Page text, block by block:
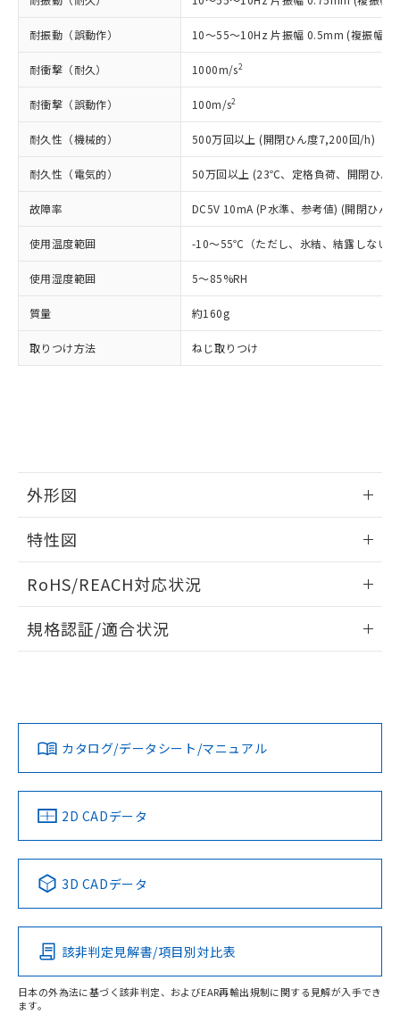
耐振動（誤動作） 10～55～10Hz 片振幅 0.5mm (複振幅
耐衝撃（耐久） 1000m/s2
耐衝撃（誤動作） 100m/s2
耐久性（機械的） 500万回以上 (開閉ひん度7,200回/h)
耐久性（電気的） 50万回以上 (23℃、定格負荷、開閉ひん
故障率 DC5V 10mA (P水準、参考値) (開閉ひん
使用温度範囲 -10～55℃（ただし、氷結、結露しない
使用湿度範囲 5～85%RH
質量 約160g
取りつけ方法 ねじ取りつけ
外形図
外形図
特性図
電気的寿命曲線
RoHS/REACH対応状況
EU RoHS 注意事項・凡例
対応済み
中国 RoHS 注意事項・凡例
Pb Hg Cd Cr(VI)
O
規格認証/適合状況
LR型式承認
（イギリス
船舶規格）
DNV型式承認
（ノルウェー
BV型式承認
（フランス
KR型式
（韓国
Yes No No No
この製品の規格認証/適合状況ページへ
その他の認証はこちらのページからご検索ください
カタログ/データシート/マニュアル
2D CADデータ
3D CADデータ
該非判定見解書/項目別対比表
日本の外為法に基づく該非判定、およびEAR再輸出規制に関する見解が入手でき
ます。
了承ください。
正式な納期状況および標準価格はお客
様のお取引先、またはお客様担当のオ
ムロン制御機器販売店・当社販売員に
ご相談ください。
オムロン制御機器販売店や当社販売拠
販売ネットワーク
」をご確認
ください。
在庫状況および標準価格結果を当社の
事前の承諾なく第三者に漏洩または開
示しないようお願いします。
マイパーツ機能（部品リスト作成サー
ビス）をご利用いただくには、I-Web
メンバーズにご登録されている必要が
お客様が当ウェブサイト上で当社にご
登録された部品リストについて、当社
および当社の共同利用者が、当社の製
品・サービスに関するお客様との取
引・商談に必要な範囲で利用すること
(PBDE) 1000ppm以下、フタル酸ビス(2-エチルヘキシ
ル) (DEHP)(別名：DOP) 1000ppm以下、フタル酸ブチ
ルベンジル（BBP） 1000ppm以下、フタル酸ジブチル
（DBP） 1000ppm以下、フタル酸ジイソブチル
(DIBP) 1000ppm以下
但し、RoHS指令で産業用監視および制御機器に対する
フタル酸エステル類の４物質については閾値を超える意
※2 対応予定月
部品在庫の切り替え状況などにより、予定
月が前後することがあります。
※3 非含有証明書ダウンロード
とができます。
ものではありません。
また、RoHS指令のフタル酸エステル類４
物質の対応では、対応完了までの期間は出
欄に対応日を記載しておりました。
既に当社にて対応品への在庫切替を完了
していることから、特段のことがない限
り、2022年1月12日より割愛しておりま
す。
DBP(フタル酸ジブチル) : 1000ppm、 DIBP(フタル酸ジ
イソブチル) : 1000ppm、 BBP(フタル酸ブチルベンジ
ル) : 1000ppm、
DEHP(フタル酸ビス(2-エチルヘキシル)) : 1000ppm
※2 環境保護使用期限
「ｅ」：有害物質（10物質）のすべてが基
準値以下であることを示します。
「10」：通常の使用状況下において有害物
質が外部に漏えいし、環境に深刻な影響を
及ぼさない年数を意味します。
「－」：未確認です。当社販売部門へお問
い合わせください。
当社は規制貨物を破棄する場合は、完
全に破砕するなど、違法に輸出されな
いよう必要な手段を講じます。
当社は貴社製品を、核兵器、ミサイ
ル、化学兵器、生物兵器またはその他
武器並びにこれらの製造装置等に一切
使用いたしません。
当社は、貴社製品を第三者に販売する
場合は、上記1、2および3の内容を当
該第三者に通知します。また当社は、
販売先および販売に係わる関係者が違
法に輸出するおそれがある場合は、取
り引きをいたしません。
一定数以上の在庫あり
一定数には満たないが在庫あり
－
在庫なし(最新の在庫状況につ
いては、お客様のお取引先、ま
たはお客様担当のオムロン制御
機器販売店・当社販売員にご確
認ください)
白
受注生産機種、また在庫状況の
情報を公開していない機種